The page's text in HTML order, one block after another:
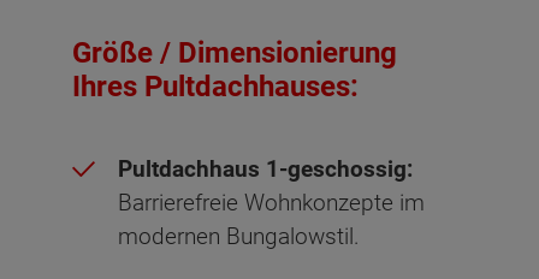
Größe / Dimensionierung
Ihres Pultdachhauses:
Pultdachhaus 1-geschossig:
Barrierefreie Wohnkonzepte im
modernen Bungalowstil.